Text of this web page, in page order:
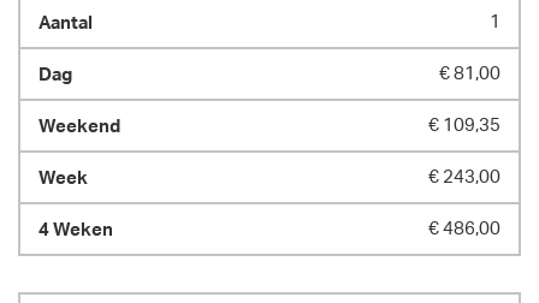
1
€ 81,00
€ 109,35
€ 243,00
€ 486,00